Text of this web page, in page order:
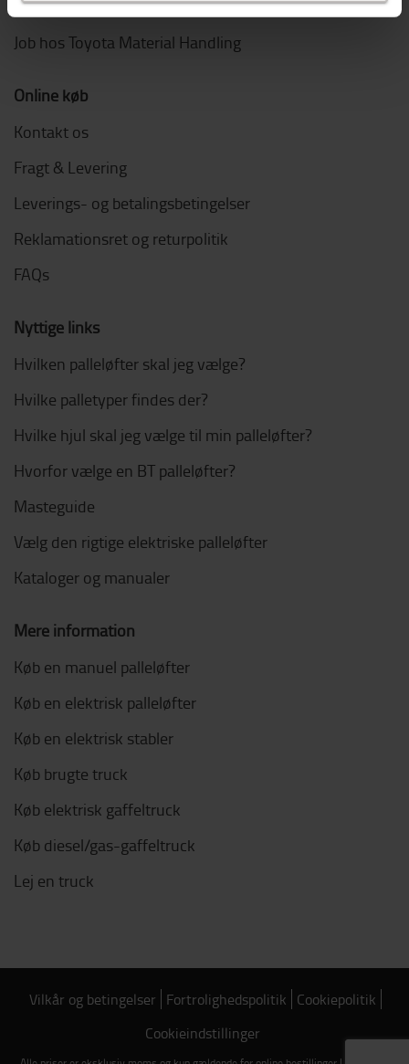
Logistic Solution Center
Job hos Toyota Material Handling
Online køb
Kontakt os
Fragt & Levering
Leverings- og betalingsbetingelser
Reklamationsret og returpolitik
FAQs
Nyttige links
Hvilken palleløfter skal jeg vælge?
Hvilke palletyper findes der?
Hvilke hjul skal jeg vælge til min palleløfter?
Hvorfor vælge en BT palleløfter?
Masteguide
Vælg den rigtige elektriske palleløfter
Kataloger og manualer
Mere information
Køb en manuel palleløfter
Køb en elektrisk palleløfter
Køb en elektrisk stabler
Køb brugte truck
Køb elektrisk gaffeltruck
Køb diesel/gas-gaffeltruck
Lej en truck
Vilkår og betingelser Fortrolighedspolitik Cookiepolitik
Cookieindstillinger